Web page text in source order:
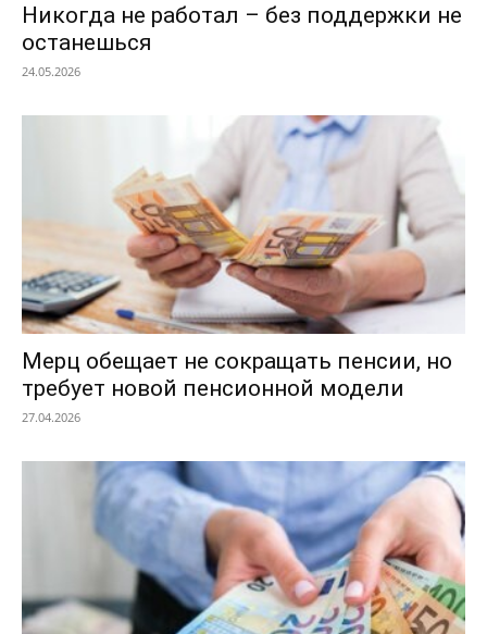
Никогда не работал – без поддержки не
останешься
24.05.2026
Мерц обещает не сокращать пенсии, но
требует новой пенсионной модели
27.04.2026